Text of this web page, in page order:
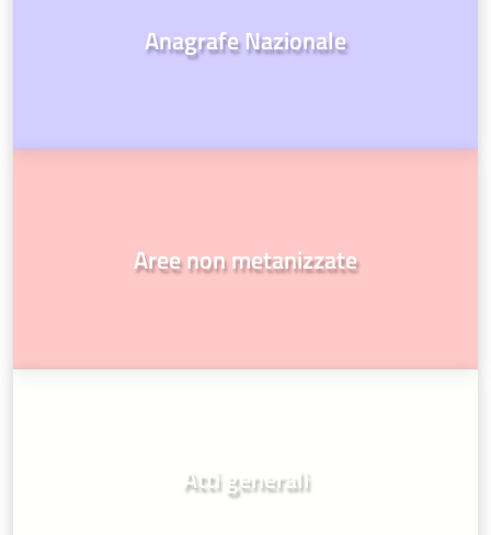
Anagrafe Nazionale
Aree non metanizzate
Atti generali